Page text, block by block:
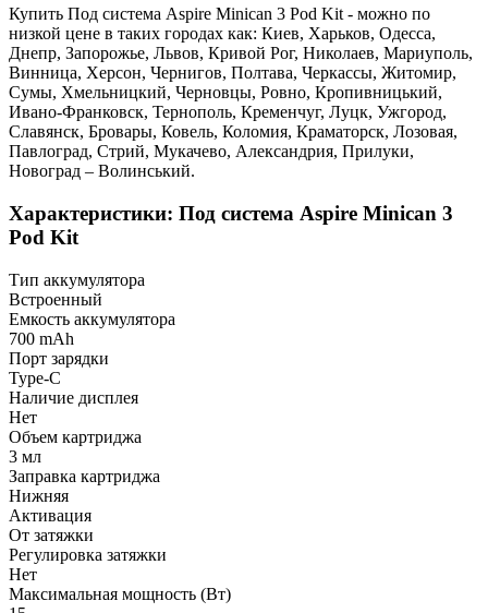
Купить Под система Aspire Minican 3 Pod Kit - можно по
низкой цене в таких городах как: Киев, Харьков, Одесса,
Днепр, Запорожье, Львов, Кривой Рог, Николаев, Мариуполь,
Винница, Херсон, Чернигов, Полтава, Черкассы, Житомир,
Сумы, Хмельницкий, Черновцы, Ровно, Кропивницький,
Ивано-Франковск, Тернополь, Кременчуг, Луцк, Ужгород,
Славянск, Бровары, Ковель, Коломия, Краматорск, Лозовая,
Павлоград, Стрий, Мукачево, Александрия, Прилуки,
Новоград – Волинський.
Характеристики: Под система Aspire Minican 3
Pod Kit
Тип аккумулятора
Встроенный
Емкость аккумулятора
700 mAh
Порт зарядки
Type-C
Наличие дисплея
Нет
Объем картриджа
3 мл
Заправка картриджа
Нижняя
Активация
От затяжки
Регулировка затяжки
Нет
Максимальная мощность (Вт)